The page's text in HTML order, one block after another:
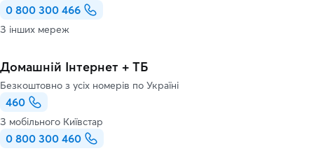
0 800 300 466
З інших мереж
Домашній Інтернет + ТБ
Безкоштовно з усіх номерів по Україні
460
З мобільного Київстар
0 800 300 460